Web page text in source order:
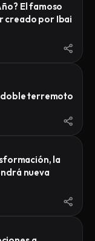
El famoso
creado por Ibai
doble terremoto
la
nueva